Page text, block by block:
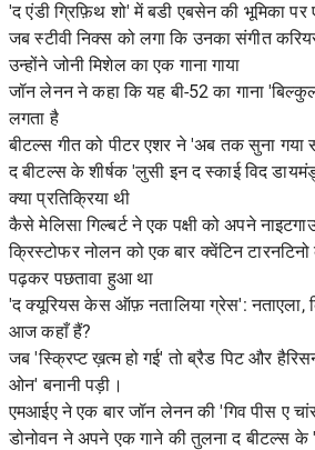
'द एंडी ग्रिफ़िथ शो' में बडी एबसेन की भूमिका
जब स्टीवी निक्स को लगा कि उनका संगीत
उन्होंने जोनी मिशेल का एक गाना गाया
जॉन लेनन ने कहा कि यह बी-52 का गाना
लगता है
बीटल्स गीत को पीटर एशर ने 'अब तक सुना गया
द बीटल्स के शीर्षक 'लुसी इन द स्काई विद
क्या प्रतिक्रिया थी
कैसे मेलिसा गिल्बर्ट ने एक पक्षी को अपने
क्रिस्टोफर नोलन को एक बार क्वेंटिन
पढ़कर पछतावा हुआ था
'द क्यूरियस केस ऑफ़ नतालिया ग्रेस': नताएला,
आज कहाँ हैं?
जब 'स्क्रिप्ट ख़त्म हो गई' तो ब्रैड पिट और
ओन' बनानी पड़ी।
एमआईए ने एक बार जॉन लेनन की 'गिव पीस ए
डोनोवन ने अपने एक गाने की तुलना द बीटल्स के